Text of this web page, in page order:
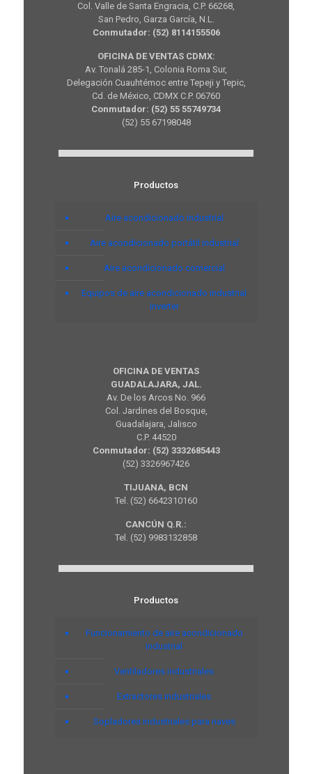
Col. Valle de Santa Engracia, C.P. 66268,
San Pedro, Garza García, N.L.
Conmutador: (52) 8114155506
OFICINA DE VENTAS CDMX:
Av. Tonalá 285-1, Colonia Roma Sur,
Delegación Cuauhtémoc entre Tepeji y Tepic,
Cd. de México, CDMX C.P. 06760
Conmutador: (52) 55 55749734
(52) 55 67198048
Productos
Aire acondicionado industrial
Aire acondicionado portátil industrial
Aire acondicionado comercial
Equipos de aire acondicionado industrial
inverter
OFICINA DE VENTAS
GUADALAJARA, JAL.
Av. De los Arcos No. 966
Col. Jardines del Bosque,
Guadalajara, Jalisco
C.P. 44520
Conmutador: (52) 3332685443
(52) 3326967426
TIJUANA, BCN
Tel. (52) 6642310160
CANCÚN Q.R.:
Tel. (52) 9983132858
Productos
Funcionamiento de aire acondicionado
industrial
Ventiladores industriales
Extractores industriales
Sopladores industriales para naves